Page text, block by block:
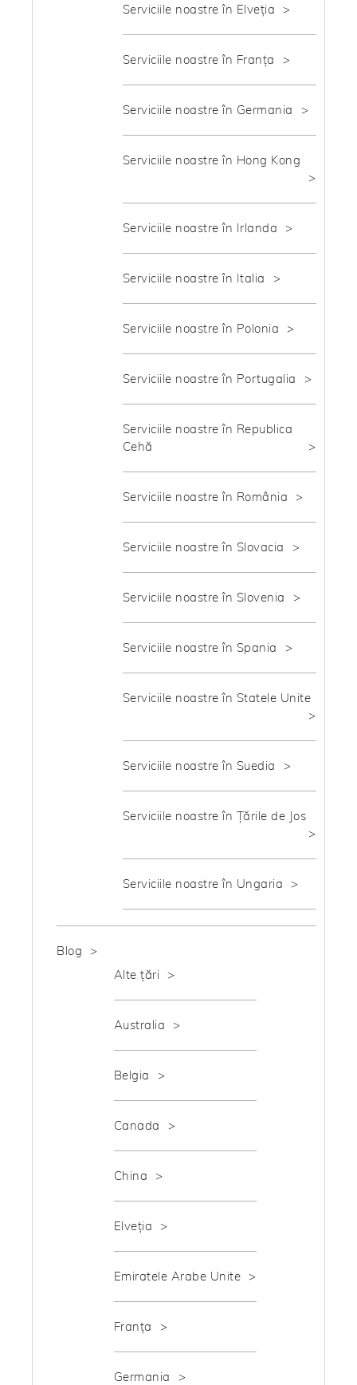
Serviciile noastre în Elveția
Serviciile noastre în Franța
Serviciile noastre în Germania
Serviciile noastre în Hong Kong
Serviciile noastre în Irlanda
Serviciile noastre în Italia
Serviciile noastre în Polonia
Serviciile noastre în Portugalia
Serviciile noastre în Republica
Cehă
Serviciile noastre în România
Serviciile noastre în Slovacia
Serviciile noastre în Slovenia
Serviciile noastre în Spania
Serviciile noastre în Statele Unite
Serviciile noastre în Suedia
Serviciile noastre în Țările de Jos
Serviciile noastre în Ungaria
Blog
Alte țări
Australia
Belgia
Canada
China
Elveția
Emiratele Arabe Unite
Franța
Germania